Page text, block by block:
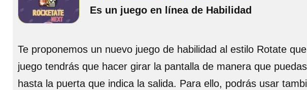
Es un juego en línea de Habilidad
Te proponemos un nuevo juego de habilidad al estilo Rotate
juego tendrás que hacer girar la pantalla de manera que
hasta la puerta que indica la salida. Para ello, podrás usar